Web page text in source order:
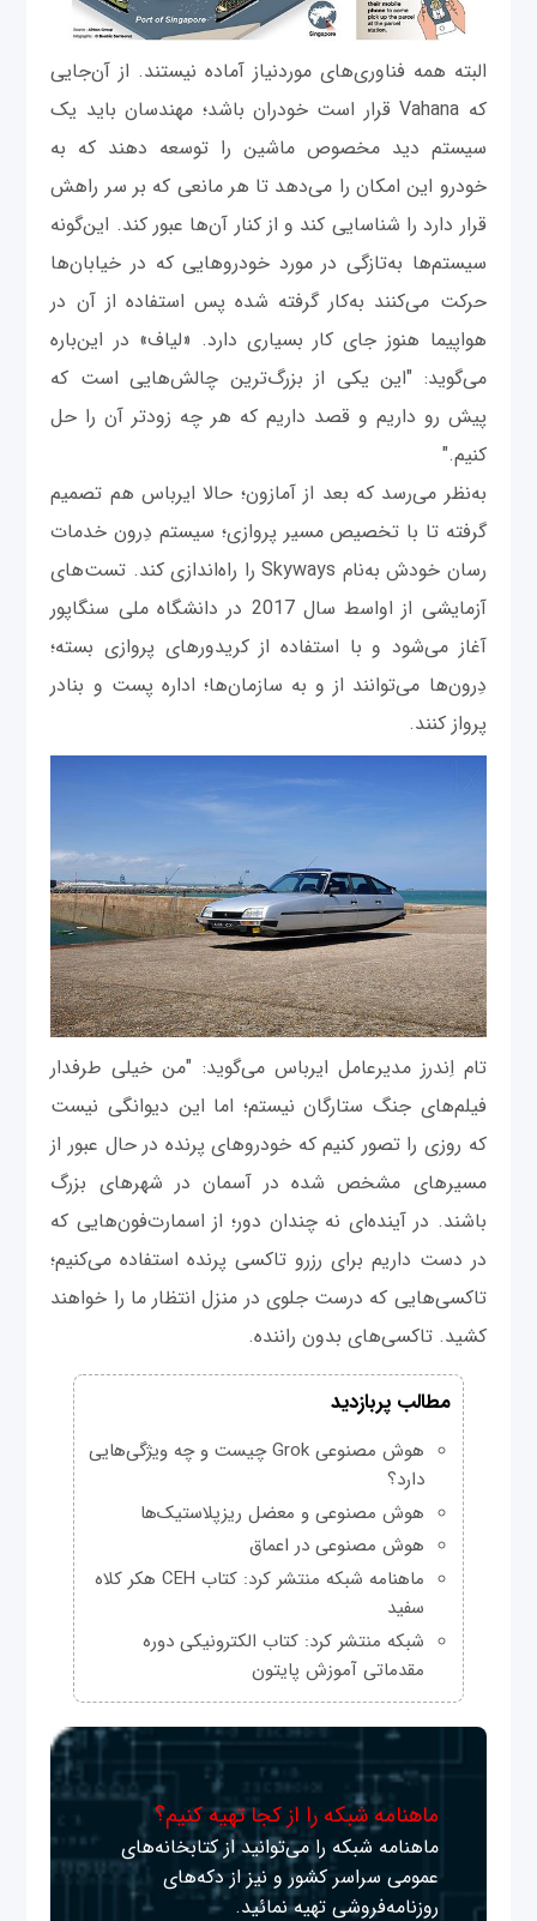
البته همه فناوری‌های موردنیاز آماده نیستند. از آن‌جایی
که Vahana قرار است خودران باشد؛ مهندسان باید یک
سیستم دید مخصوص ماشین را توسعه دهند که به
خودرو این امکان را می‌دهد تا هر مانعی که بر سر راهش
قرار دارد را شناسایی کند و از کنار آن‌ها عبور کند. این‌گونه
سیستم‌ها به‌تازگی در مورد خودروهایی که در خیابان‌ها
حرکت می‌کنند به‌کار گرفته شده پس استفاده از آن در
هواپیما هنوز جای کار بسیاری دارد. «لیاف» در این‌باره
می‌گوید: "این یکی از بزرگ‌ترین چالش‌هایی است که
پیش رو داریم و قصد داریم که هر چه زودتر آن را حل
کنیم."
به‌نظر می‌رسد که بعد از آمازون؛ حالا ایرباس هم تصمیم
گرفته تا با تخصیص مسیر پروازی؛ سیستم دِرون خدمات
رسان خودش به‌نام Skyways را راه‌اندازی کند. تست‌های
آزمایشی از اواسط سال 2017 در دانشگاه ملی سنگاپور
آغاز می‌شود و با استفاده از کریدورهای پروازی بسته؛
دِرون‌ها می‌توانند از و به سازمان‌ها؛ اداره پست و بنادر
پرواز کنند.
تام اِندرز مدیرعامل ایرباس می‌گوید: "من خیلی طرفدار
فیلم‌های جنگ ستارگان نیستم؛ اما این دیوانگی نیست
که روزی را تصور کنیم که خودروهای پرنده در حال عبور از
مسیرهای مشخص شده در آسمان در شهرهای بزرگ
باشند. در آینده‌ای نه چندان دور؛ از اسمارت‌فون‌هایی که
در دست داریم برای رزرو تاکسی پرنده استفاده می‌کنیم؛
تاکسی‌هایی که درست جلوی در منزل انتظار ما را خواهند
کشید. تاکسی‌های بدون راننده.
مطالب پربازدید
هوش مصنوعی Grok چیست و چه ویژگی‌هایی
دارد؟
هوش مصنوعی و معضل ریزپلاستیک‌ها
هوش مصنوعی در اعماق
ماهنامه شبکه منتشر کرد: کتاب CEH هکر کلاه
سفید
شبکه منتشر کرد: کتاب الکترونیکی دوره
مقدماتی آموزش پایتون
ماهنامه شبکه را از کجا تهیه کنیم؟
ماهنامه شبکه را می‌توانید از کتابخانه‌های
عمومی سراسر کشور و نیز از دکه‌های
روزنامه‌فروشی تهیه نمائید.